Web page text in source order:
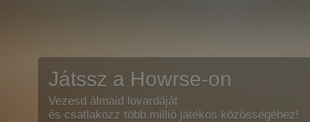
Játssz a Howrse-on
Vezesd álmaid lovardáját
és csatlakozz több millió játékos közösségéhez!